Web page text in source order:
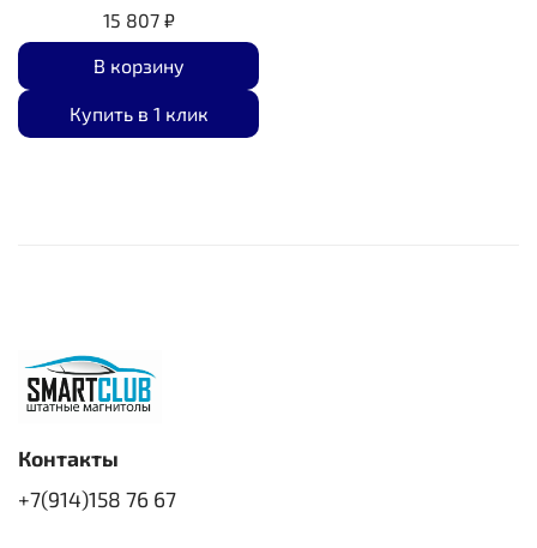
15 807 ₽
В корзину
Купить в 1 клик
Контакты
+7(914)158 76 67